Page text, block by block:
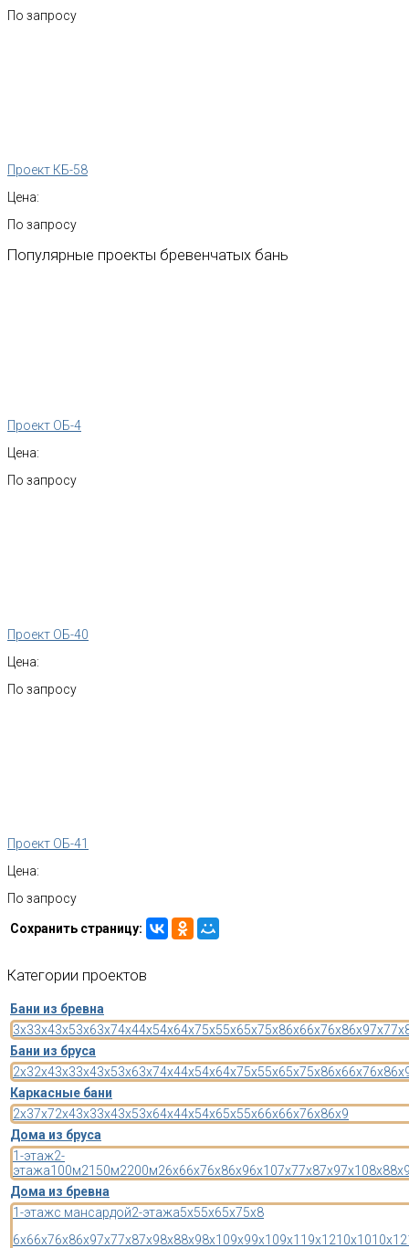
По запросу
Проект КБ-58
Цена:
По запросу
Популярные проекты бревенчатых бань
Проект ОБ-4
Цена:
По запросу
Проект ОБ-40
Цена:
По запросу
Проект ОБ-41
Цена:
По запросу
Сохранить страницу:
Категории проектов
Бани из бревна
3x33x43x53x63x74x44x54x64x75x55x65x75x86x66x76x86x97x7
Бани из бруса
2x32x43x33x43x53x63x74x44x54x64x75x55x65x75x86x66x76x8
Каркасные бани
2x37x72x43x33x43x53x64x44x54x65x55x66x66x76x86x9
Дома из бруса
1-этаж2-
этажа100м2150м2200м26x66x76x86x96x107x77x87x97x108x8
Дома из бревна
1-этажс мансардой2-этажа5x55x65x75x8
6x66x76x86x97x77x87x98x88x98x109x99x109x11 9x1210x1010x12